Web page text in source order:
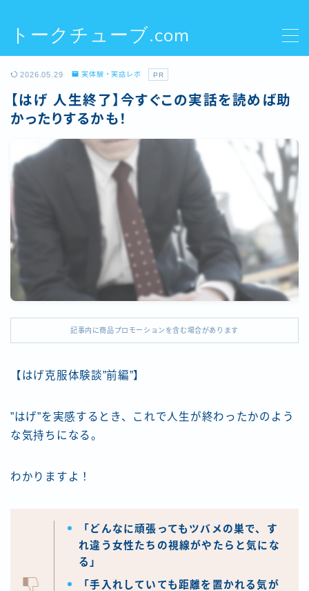
トークチューブ.com
実体験・実話レポ
クリックライフ
2026.05.29 実体験・実話レポ PR
【はげ 人生終了】今すぐこの実話を読めば助
かったりするかも！
記事内に商品プロモーションを含む場合があります
【はげ克服体験談”前編”】
”はげ”を実感するとき、これで人生が終わったかのよう
な気持ちになる。
わかりますよ！
「どんなに頑張ってもツバメの巣で、す
れ違う女性たちの視線がやたらと気にな
る」
「手入れしていても距離を置かれる気が